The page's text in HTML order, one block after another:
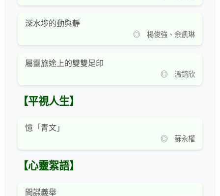
深水埗的動與靜
◎ 楊俊強、余凱琳
屬靈旅途上的雙雙足印
◎ 溫鎔欣
【平視人生】
憶「青文」
◎ 蘇永權
【心靈絮語】
間諜義舉